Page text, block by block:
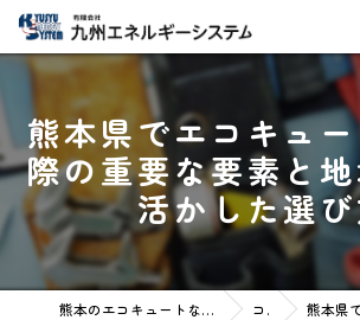
熊本県でエコキュ
際の重要な要素と
活かした選
熊本のエコキュートなら有限会社九州エネルギーシステム コラム 熊本県でエコキュ